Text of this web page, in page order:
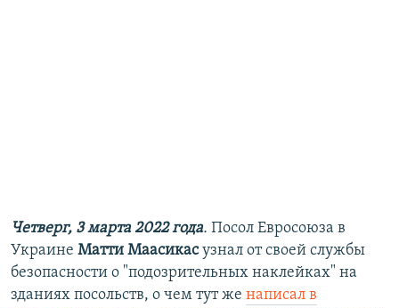
Четверг, 3 марта 2022 года. Посол Евросоюза в
Украине Матти Маасикасузнал от своей службы
безопасности о "подозрительных наклейках" на
зданиях посольств, о чем тут же написал в